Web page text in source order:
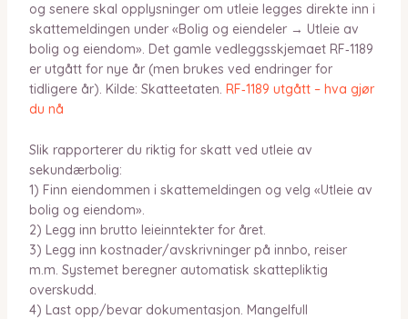
og senere skal opplysninger om utleie legges direkte inn i
skattemeldingen under «Bolig og eiendeler → Utleie av
bolig og eiendom». Det gamle vedleggsskjemaet RF‑1189
er utgått for nye år (men brukes ved endringer for
tidligere år). Kilde: Skatteetaten. RF‑1189 utgått – hva gjør
du nå
Slik rapporterer du riktig for skatt ved utleie av
sekundærbolig:
1) Finn eiendommen i skattemeldingen og velg «Utleie av
bolig og eiendom».
2) Legg inn brutto leieinntekter for året.
3) Legg inn kostnader/avskrivninger på innbo, reiser
m.m. Systemet beregner automatisk skattepliktig
overskudd.
4) Last opp/bevar dokumentasjon. Mangelfull